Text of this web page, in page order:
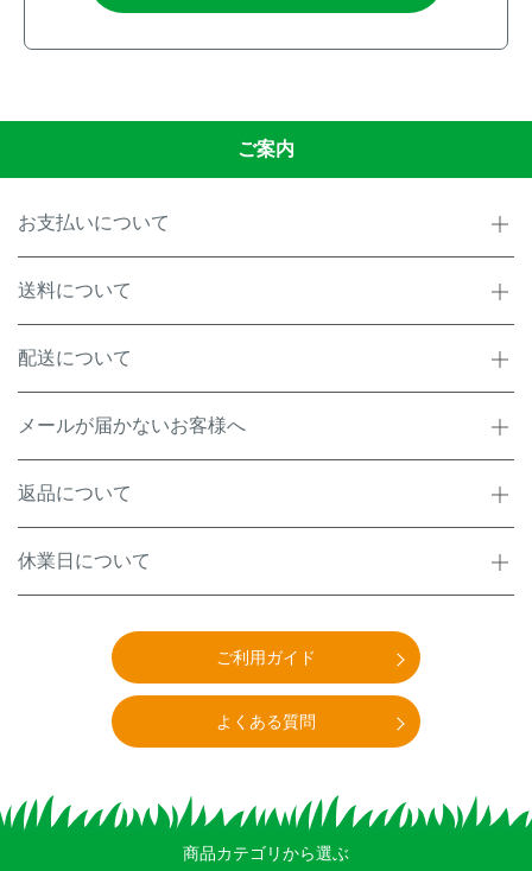
ご案内
お支払いについて
送料について
配送について
メールが届かないお客様へ
返品について
休業日について
ご利用ガイド
よくある質問
商品カテゴリから選ぶ